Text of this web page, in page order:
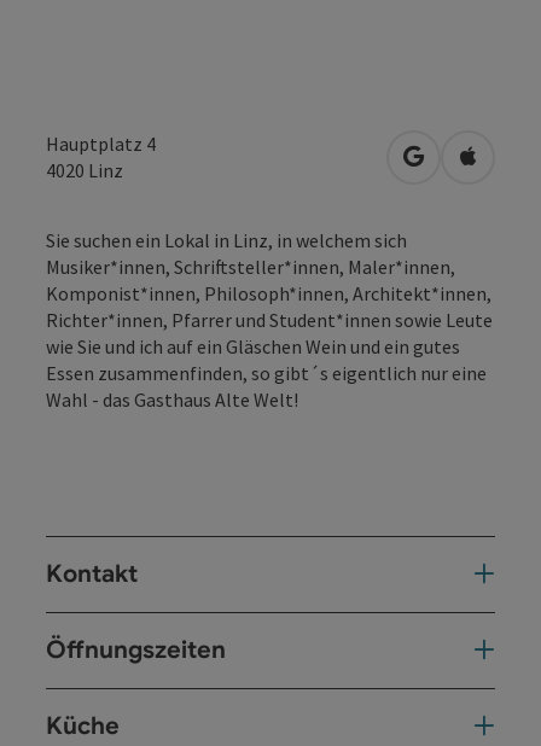
Hauptplatz 4
4020 Linz in Google
in
Sie suchen ein Lokal in Linz, in welchem sich
Musiker*innen, Schriftsteller*innen, Maler*innen,
Komponist*innen, Philosoph*innen, Architekt*innen,
Richter*innen, Pfarrer und Student*innen sowie Leute
wie Sie und ich auf ein Gläschen Wein und ein gutes
Essen zusammenfinden, so gibt´s eigentlich nur eine
Wahl - das Gasthaus Alte Welt!
Kontakt
Öffnungszeiten
Küche